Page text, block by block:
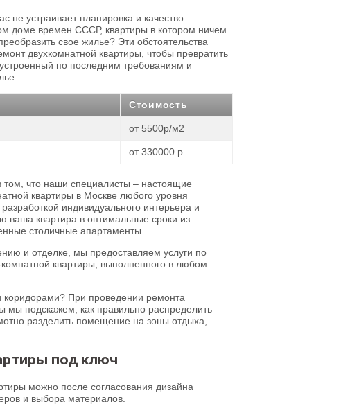
не устраивает планировка и качество
доме времен СССР, квартиры в котором ничем
свое жилье? Эти обстоятельства
двухкомнатной квартиры, чтобы превратить
по последним требованиям и
Стоимость
от 5500р/м2
от 330000 р.
что наши специалисты – настоящие
квартиры в Москве любого уровня
индивидуального интерьера и
квартира в оптимальные сроки из
столичные апартаменты.
и отделке, мы предоставляем услуги по
квартиры, выполненного в любом
коридорами? При проведении ремонта
мы подскажем, как правильно распределить
разделить помещение на зоны отдыха,
под ключ
можно после согласования дизайна
и выбора материалов.